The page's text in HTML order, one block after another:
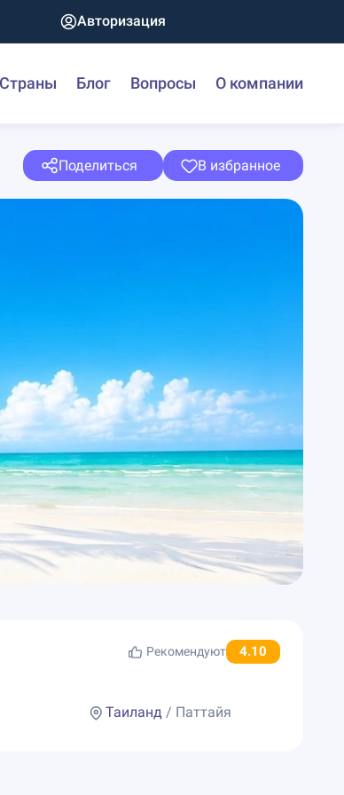
Авторизация
Страны Блог Вопросы О компании
Поделиться В избранное
Рекомендуют 4.10
Таиланд/ Паттайя